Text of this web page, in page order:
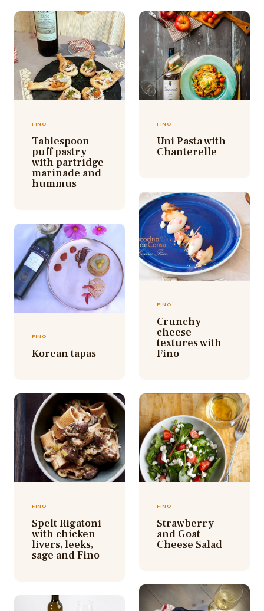
FINO
Tablespoon
puff pastry
with partridge
marinade and
hummus
FINO
Uni Pasta with
Chanterelle
FINO
Crunchy
cheese
textures with
Fino
FINO
Korean tapas
FINO
Spelt Rigatoni
with chicken
livers, leeks,
sage and Fino
FINO
Strawberry
and Goat
Cheese Salad